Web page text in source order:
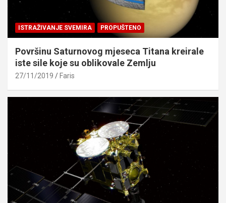
ISTRAŽIVANJE SVEMIRA PROPUŠTENO
Površinu Saturnovog mjeseca Titana kreirale
iste sile koje su oblikovale Zemlju
27/11/2019 Faris